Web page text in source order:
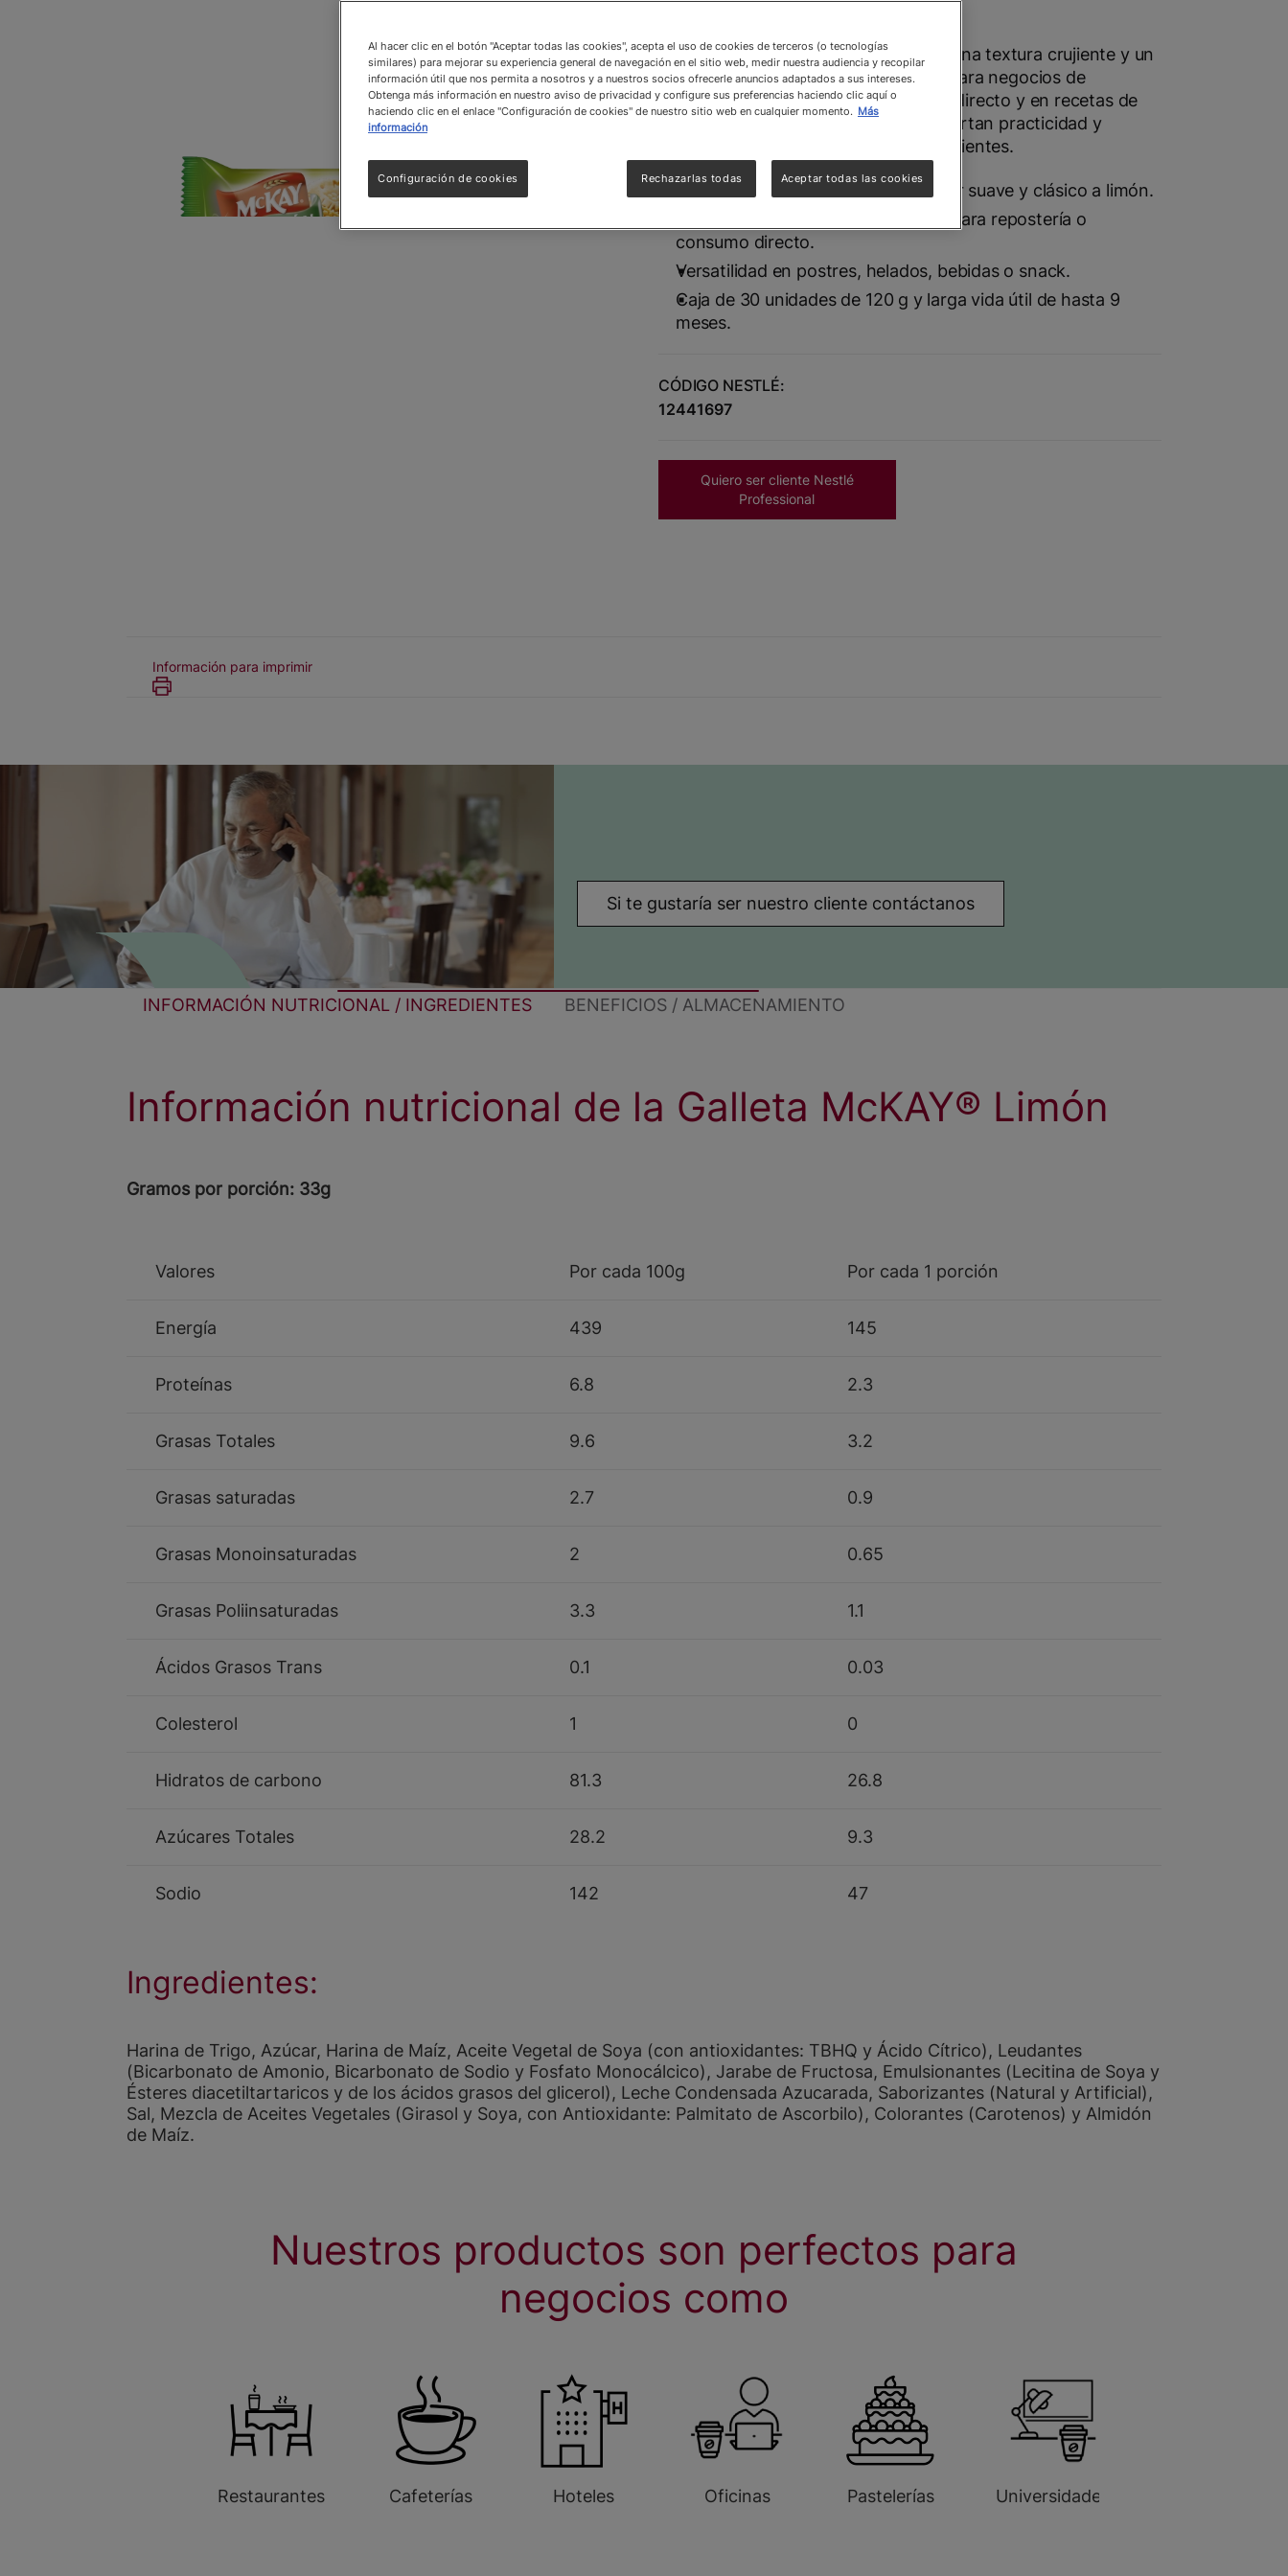
Las Galletas McKAY® Limón ofrecen una textura crujiente y un
suave sabor cítrico en formato ideal para negocios de
foodservice. Utilízalas para consumo directo y en recetas de
repostería o servicio de cafetería. Aportan practicidad y
frescura que encanta a todo tipo de clientes.
Textura crujiente y resistente. Sabor suave y clásico a limón.
Libre de alérgenos comunes. Ideal para repostería o
consumo directo.
Versatilidad en postres, helados, bebidas o snack.
Caja de 30 unidades de 120 g y larga vida útil de hasta 9
meses.
CÓDIGO NESTLÉ:
12441697
Quiero ser cliente Nestlé
Professional
Información para imprimir
Si te gustaría ser nuestro cliente contáctanos
INFORMACIÓN NUTRICIONAL / INGREDIENTES BENEFICIOS / ALMACENAMIENTO
Información nutricional de la Galleta McKAY️® Limón
Gramos por porción: 33g
Valores Por cada 100g Por cada 1 porción
Energía 439 145
Proteínas 6.8 2.3
Grasas Totales 9.6 3.2
Grasas saturadas 2.7 0.9
Grasas Monoinsaturadas 2 0.65
Grasas Poliinsaturadas 3.3 1.1
Ácidos Grasos Trans 0.1 0.03
Colesterol 1 0
Hidratos de carbono 81.3 26.8
Azúcares Totales 28.2 9.3
Sodio 142 47
Ingredientes:
Harina de Trigo, Azúcar, Harina de Maíz, Aceite Vegetal de Soya (con antioxidantes: TBHQ y Ácido Cítrico), Leudantes
(Bicarbonato de Amonio, Bicarbonato de Sodio y Fosfato Monocálcico), Jarabe de Fructosa, Emulsionantes (Lecitina de Soya y
Ésteres diacetiltartaricos y de los ácidos grasos del glicerol), Leche Condensada Azucarada, Saborizantes (Natural y Artificial),
Sal, Mezcla de Aceites Vegetales (Girasol y Soya, con Antioxidante: Palmitato de Ascorbilo), Colorantes (Carotenos) y Almidón
de Maíz.
Nuestros productos son perfectos para
negocios como
Restaurantes Cafeterías Hoteles Oficinas Pastelerías Universidades
Al hacer clic en el botón "Aceptar todas las cookies", acepta el uso de cookies de terceros (o tecnologías
similares) para mejorar su experiencia general de navegación en el sitio web, medir nuestra audiencia y recopilar
información útil que nos permita a nosotros y a nuestros socios ofrecerle anuncios adaptados a sus intereses.
Obtenga más información en nuestro aviso de privacidad y configure sus preferencias haciendo clic aquí o
haciendo clic en el enlace "Configuración de cookies" de nuestro sitio web en cualquier momento. Más
información
Rechazarlas todas Aceptar todas las cookies
Configuración de cookies